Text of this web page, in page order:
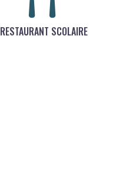
RESTAURANT SCOLAIRE